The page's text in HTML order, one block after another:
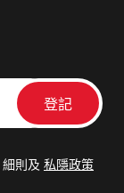
細則及 私隱政策